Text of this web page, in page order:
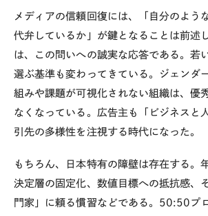
メディアの信頼回復には、「自分のよう
代弁しているか」が鍵となることは前述
は、この問いへの誠実な応答である。若
選ぶ基準も変わってきている。ジェンダ
組みや課題が可視化されない組織は、優
なくなっている。広告主も「ビジネスと
引先の多様性を注視する時代になった。
もちろん、日本特有の障壁は存在する。
決定層の固定化、数値目標への抵抗感、
門家」に頼る慣習などである。 50:50 プ